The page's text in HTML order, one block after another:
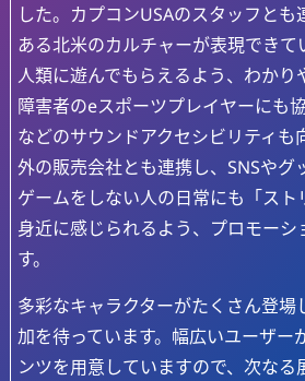
した。カプコンUSAのスタッフと
ある北米のカルチャーが表現できて
人類に遊んでもらえるよう、わか
障害者のeスポーツプレイヤーにも
などのサウンドアクセシビリティも
外の販売会社とも連携し、SNSやグ
ゲームをしない人の日常にも「ス
身近に感じられるよう、プロモーシ
す。
多彩なキャラクターがたくさん登
加を待っています。幅広いユーザー
ンツを用意していますので、次なる